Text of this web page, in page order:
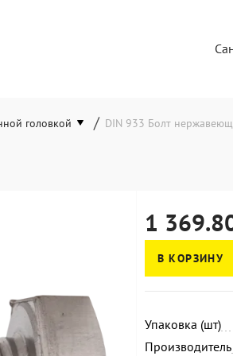
головкой / DIN 933 Болт
1
В КОРЗИНУ
Упаковка (шт)
Производитель